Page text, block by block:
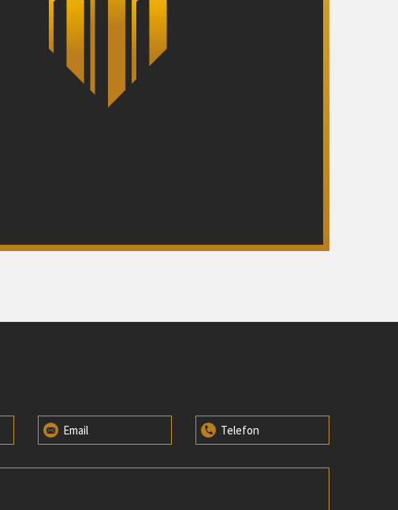
Email Telefon